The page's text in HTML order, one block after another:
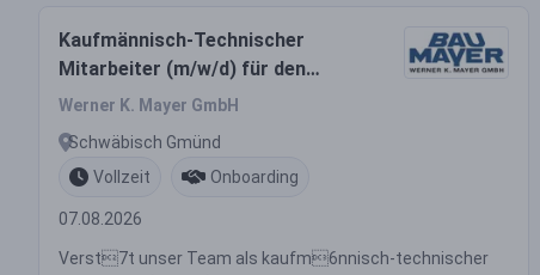
Kaufmännisch-Technischer
Mitarbeiter (m/w/d) für den
Bereich Miete und Baushop
Werner K. Mayer GmbH
Schwäbisch Gmünd
Vollzeit
Onboarding
07.08.2026
Verst7t unser Team als kaufm6nnisch-technischer